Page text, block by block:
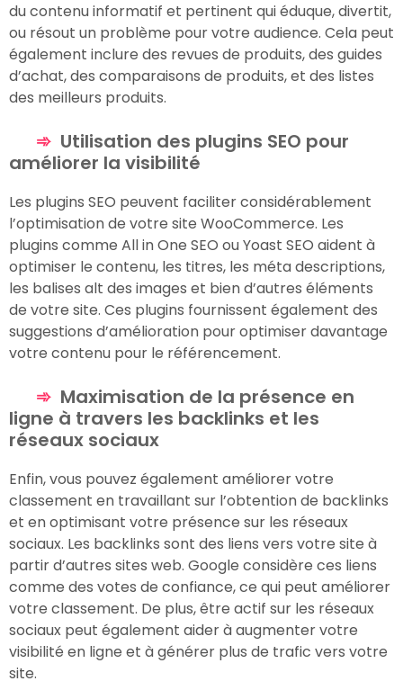
du contenu informatif et pertinent qui éduque, divertit,
ou résout un problème pour votre audience. Cela peut
également inclure des revues de produits, des guides
d’achat, des comparaisons de produits, et des listes
des meilleurs produits.
Utilisation des plugins SEO pour
améliorer la visibilité
Les plugins SEO peuvent faciliter considérablement
l’optimisation de votre site WooCommerce. Les
plugins comme All in One SEO ou Yoast SEO aident à
optimiser le contenu, les titres, les méta descriptions,
les balises alt des images et bien d’autres éléments
de votre site. Ces plugins fournissent également des
suggestions d’amélioration pour optimiser davantage
votre contenu pour le référencement.
Maximisation de la présence en
ligne à travers les backlinks et les
réseaux sociaux
Enfin, vous pouvez également améliorer votre
classement en travaillant sur l’obtention de backlinks
et en optimisant votre présence sur les réseaux
sociaux. Les backlinks sont des liens vers votre site à
partir d’autres sites web. Google considère ces liens
comme des votes de confiance, ce qui peut améliorer
votre classement. De plus, être actif sur les réseaux
sociaux peut également aider à augmenter votre
visibilité en ligne et à générer plus de trafic vers votre
site.